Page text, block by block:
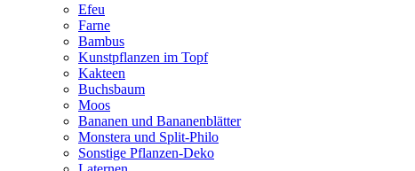
Efeu
Farne
Bambus
Kunstpflanzen im Topf
Kakteen
Buchsbaum
Moos
Bananen und Bananenblätter
Monstera und Split-Philo
Sonstige Pflanzen-Deko